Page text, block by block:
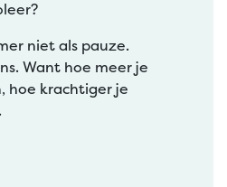
niet als pauze.
Want hoe meer je
hoe krachtiger je